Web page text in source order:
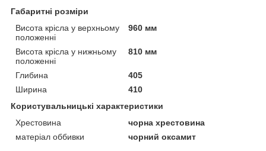
Габаритні розміри
Висота крісла у верхньому
положенні
960 мм
Висота крісла у нижньому
положенні
810 мм
Глибина
405
Ширина
410
Користувальницькі характеристики
Хрестовина
чорна хрестовина
матеріал оббивки
чорний оксамит